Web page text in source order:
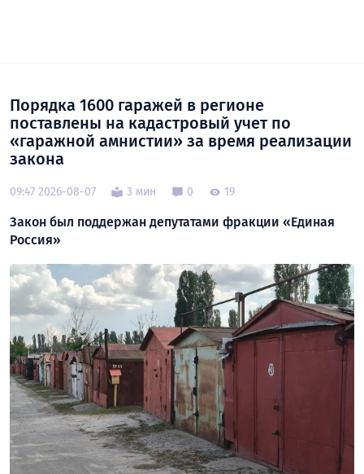
Порядка 1600 гаражей в регионе
поставлены на кадастровый учет по
«гаражной амнистии» за время реализации
закона
09:47 2026-08-07 3 мин 0 19
Закон был поддержан депутатами фракции «Единая
Россия»